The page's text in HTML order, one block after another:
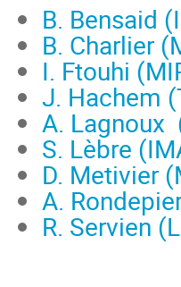
B. Bensaid
B. Charlier
I. Ftouhi
J. Hachem
A. Lagnoux
S. Lèbre
D. Metivier
A.
R. Servien